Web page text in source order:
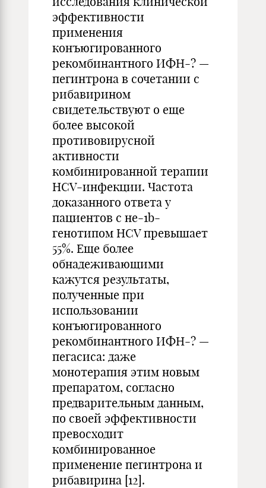
эффективности
применения
конъюгированного
рекомбинантного ИФН-? —
пегинтрона в сочетании с
рибавирином
свидетельствуют о еще
более высокой
противовирусной
активности
комбинированной терапии
HCV-инфекции. Частота
доказанного ответа у
пациентов с не-1b-
генотипом HCV превышает
55%. Еще более
обнадеживающими
кажутся результаты,
полученные при
использовании
конъюгированного
рекомбинантного ИФН-? —
пегасиса: даже
монотерапия этим новым
препаратом, согласно
предварительным данным,
по своей эффективности
превосходит
комбинированное
применение пегинтрона и
рибавирина [12].